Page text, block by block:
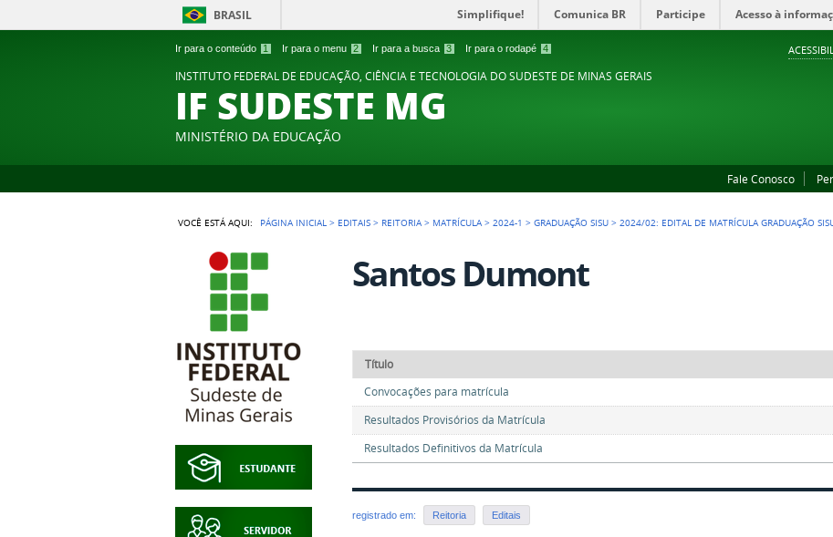
Ir para o conteúdo 1 Ir para o menu 2 Ir para a busca 3 Ir para o rodapé 4
BRASIL Simplifique! Comunica BR Participe Acesso à
INSTITUTO FEDERAL DE EDUCAÇÃO, CIÊNCIA E TECNOLOGIA DO SUDESTE DE MINAS GERAIS
IF SUDESTE MG
MINISTÉRIO DA EDUCAÇÃO
Fale Conosco
VOCÊ ESTÁ AQUI: PÁGINA INICIAL > EDITAIS > REITORIA > MATRÍCULA >2024-1 >GRADUAÇÃO SISU >2024/02: EDITAL DE MATRÍCULA GRADUAÇÃO
Santos Dumont
Título
Convocações para matrícula
Resultados Provisórios da Matrícula
Resultados Definitivos da Matrícula
registrado em: Reitoria Editais